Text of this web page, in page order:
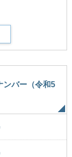
ンバー（令和5